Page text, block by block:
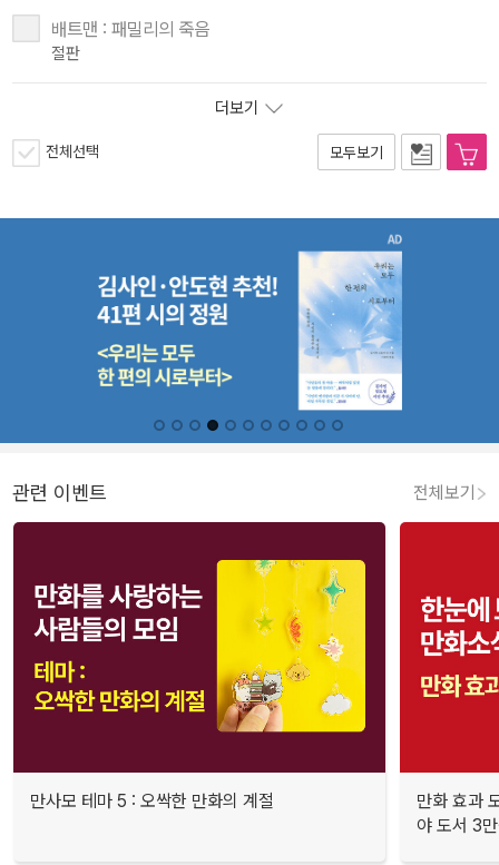
배트맨 : 패밀리의 죽음
절판
더보기
전체선택 모두보기
관련 이벤트 전체보기
만사모 테마 5 : 오싹한 만화의 계절
만화 효과
야 도서 3